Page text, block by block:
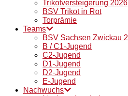
Trikotversteigerung 2026
BSV Trikot in Rot
Torprämie
Teams
BSV Sachsen Zwickau 2
B / C1-Jugend
C2-Jugend
D1-Jugend
D2-Jugend
E-Jugend
Nachwuchs